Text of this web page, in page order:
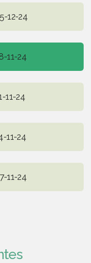
12-24
11-24
11-24
11-24
11-24